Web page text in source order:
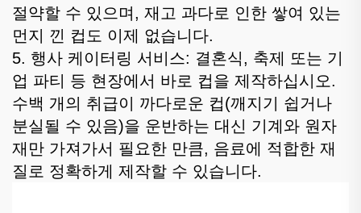
절약할 수 있으며, 재고 과다로 인한 쌓여 있는
먼지 낀 컵도 이제 없습니다.
5. 행사 케이터링 서비스: 결혼식, 축제 또는 기
업 파티 등 현장에서 바로 컵을 제작하십시오.
수백 개의 취급이 까다로운 컵(깨지기 쉽거나
분실될 수 있음)을 운반하는 대신 기계와 원자
재만 가져가서 필요한 만큼, 음료에 적합한 재
질로 정확하게 제작할 수 있습니다.